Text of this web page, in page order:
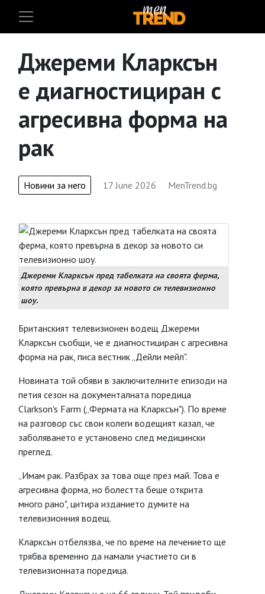
Джереми Кларксън
е диагностициран с
агресивна форма на
рак
Новини за него 17 June 2026 MenTrend.bg
Джереми Кларксън пред табелката на своята ферма,
която превърна в декор за новото си телевизионно
шоу.
Британският телевизионен водещ Джереми
Кларксън съобщи, че е диагностициран с агресивна
форма на рак, писа вестник „Дейли мейл".
Новината той обяви в заключителните епизоди на
петия сезон на документалната поредица
Clarkson's Farm („Фермата на Кларксън"). По време
на разговор със свои колеги водещият казал, че
заболяването е установено след медицински
преглед.
„Имам рак. Разбрах за това още през май. Това е
агресивна форма, но болестта беше открита
много рано", цитира изданието думите на
телевизионния водещ.
Кларксън отбелязва, че по време на лечението ще
трябва временно да намали участието си в
телевизионната поредица.